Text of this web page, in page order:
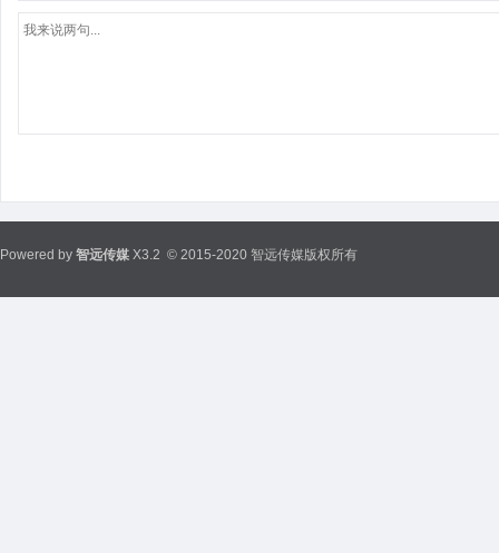
Powered by 智远传媒 X3.2 © 2015-2020 智远传媒版权所有